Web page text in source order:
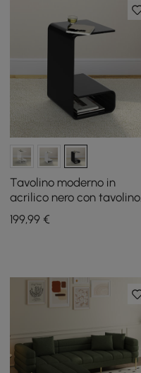
Tavolino moderno in
acrilico nero con tavolino
portaoggetti a forma di C
199,99 €